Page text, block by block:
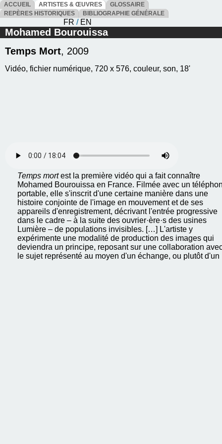
ACCUEIL ARTISTES & ŒUVRES
GLOSSAIRE
REPÈRES HISTORIQUES
BIBLIOGRAPHIE GÉNÉRALE
FR / EN
Mohamed Bourouissa